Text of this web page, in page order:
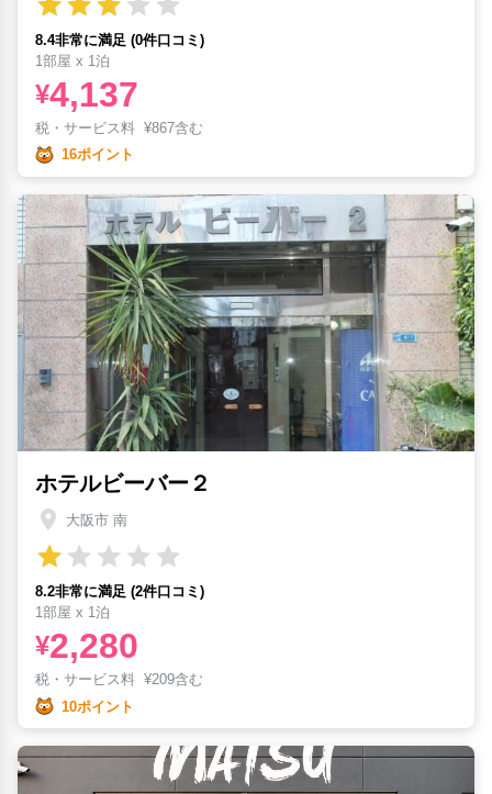
8.4非常に満足 (0件口コミ)
1部屋 x 1泊
¥4,137
税・サービス料 ¥867含む
16ポイント
ホテルビーバー２
大阪市 南
8.2非常に満足 (2件口コミ)
1部屋 x 1泊
¥2,280
税・サービス料 ¥209含む
10ポイント